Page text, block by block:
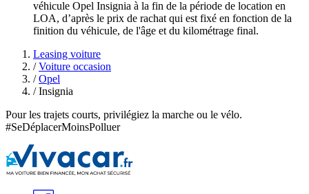
véhicule Opel Insignia à la fin de la période de location en
LOA, d’après le prix de rachat qui est fixé en fonction de la
finition du véhicule, de l'âge et du kilométrage final.
Leasing voiture
/ Voiture occasion
/ Opel
/ Insignia
Pour les trajets courts, privilégiez la marche ou le vélo.
#SeDéplacerMoinsPolluer